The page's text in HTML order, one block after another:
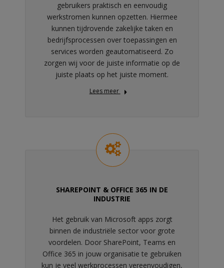
gebruikers praktisch en eenvoudig
werkstromen kunnen opzetten. Hiermee
kunnen tijdrovende zakelijke taken en
bedrijfsprocessen over toepassingen en
services worden geautomatiseerd. Zo
zorgen wij voor de juiste informatie op de
juiste plaats op het juiste moment.
Lees meer
SHAREPOINT & OFFICE 365 IN DE
INDUSTRIE
Het gebruik van Microsoft apps zorgt
binnen de industriële sector voor grote
voordelen. Door SharePoint, Teams en
Office 365 in jouw organisatie te gebruiken
kun je veel werkprocessen vereenvoudigen,